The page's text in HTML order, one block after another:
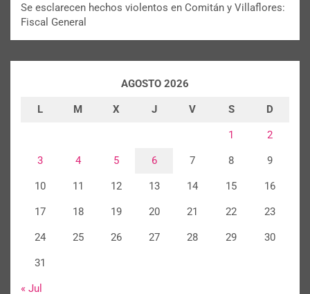
Se esclarecen hechos violentos en Comitán y Villaflores:
Fiscal General
AGOSTO 2026
L M X J V S D
1 2
3 4 5 6 7 8 9
10 11 12 13 14 15 16
17 18 19 20 21 22 23
24 25 26 27 28 29 30
31
« Jul